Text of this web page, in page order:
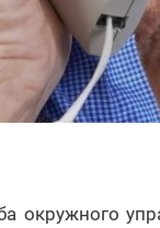
окружного